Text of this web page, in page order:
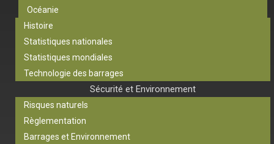
Océanie
Histoire
Statistiques nationales
Statistiques mondiales
Technologie des barrages
Sécurité et Environnement
Risques naturels
Règlementation
Barrages et Environnement